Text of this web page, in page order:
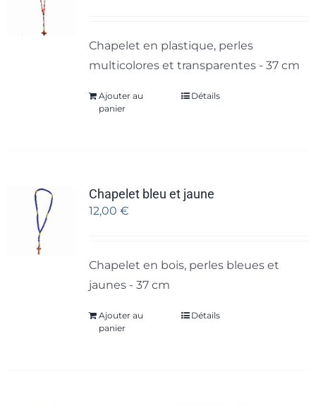
Chapelet en plastique, perles
multicolores et transparentes - 37 cm
Ajouter au
panier
Détails
Chapelet bleu et jaune
12,00 €
Chapelet en bois, perles bleues et
jaunes - 37 cm
Ajouter au
panier
Détails